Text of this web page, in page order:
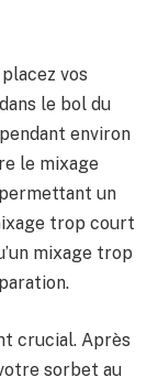
vos
le bol du
environ
le mixage
un
trop court
mixage trop
crucial. Après
sorbet au